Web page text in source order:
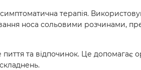
терапія.
носа сольовими розчинами,
пиття та відпочинок. Це допомагає